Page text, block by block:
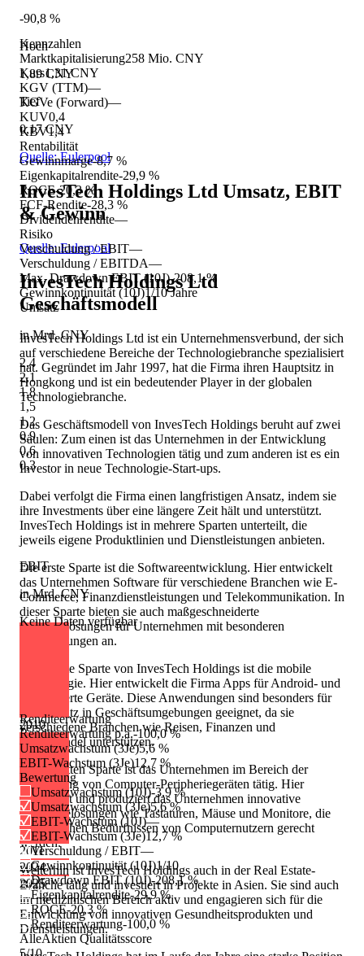
Kennzahlen
Marktkapitalisierung258 Mio. CNY
Kurs1,31 CNY
KGV (TTM)—
KGVe (Forward)—
KUV0,4
KBV1,4
Rentabilität
Gewinnmarge-8,7 %
Eigenkapitalrendite-29,9 %
ROCE-20,3 %
FCF-Rendite-28,3 %
Dividendenrendite—
Risiko
Verschuldung / EBIT—
Verschuldung / EBITDA—
Max. Drawdown EBIT (10J)-208,1 %
Gewinnkontinuität (10J)1/10 Jahre
Umsatz
in Mrd. CNY
2,4
2,1
1,8
1,5
1,2
0,9
0,6
0,3
2010
2011
2024
2025
EBIT
in Mrd. CNY
Keine Daten verfügbar
Renditeerwartung
Renditeerwartung p.a.-100,0 %
Umsatzwachstum (3Je)5,6 %
EBIT-Wachstum (3Je)12,7 %
Bewertung
Umsatzwachstum (10J)-3,9 %
Umsatzwachstum (3Je)5,6 %
EBIT-Wachstum (10J)—
EBIT-Wachstum (3Je)12,7 %
Verschuldung / EBIT—
Gewinnkontinuität (10J)1/10
Drawdown EBIT (10J)-208,1 %
Eigenkapitalrendite-29,9 %
ROCE-20,3 %
Renditeerwartung-100,0 %
AlleAktien Qualitätsscore
-90,8 %
Hoch
1,89 CNY
Tief
0,17 CNY
Quelle: Eulerpool
InvesTech Holdings Ltd Umsatz, EBIT
& Gewinn
Quelle: Eulerpool
InvesTech Holdings Ltd
Geschäftsmodell
InvesTech Holdings Ltd ist ein Unternehmensverbund, der sich
auf verschiedene Bereiche der Technologiebranche spezialisiert
hat. Gegründet im Jahr 1997, hat die Firma ihren Hauptsitz in
Hongkong und ist ein bedeutender Player in der globalen
Technologiebranche.
Das Geschäftsmodell von InvesTech Holdings beruht auf zwei
Säulen: Zum einen ist das Unternehmen in der Entwicklung
von innovativen Technologien tätig und zum anderen ist es ein
Investor in neue Technologie-Start-ups.
Dabei verfolgt die Firma einen langfristigen Ansatz, indem sie
ihre Investments über eine längere Zeit hält und unterstützt.
InvesTech Holdings ist in mehrere Sparten unterteilt, die
jeweils eigene Produktlinien und Dienstleistungen anbieten.
Die erste Sparte ist die Softwareentwicklung. Hier entwickelt
das Unternehmen Software für verschiedene Branchen wie E-
Commerce, Finanzdienstleistungen und Telekommunikation. In
dieser Sparte bieten sie auch maßgeschneiderte
Softwarelösungen für Unternehmen mit besonderen
Anforderungen an.
Die zweite Sparte von InvesTech Holdings ist die mobile
Technologie. Hier entwickelt die Firma Apps für Android- und
iOS-basierte Geräte. Diese Anwendungen sind besonders für
den Einsatz in Geschäftsumgebungen geeignet, da sie
verschiedene Branchen wie Reisen, Finanzen und
Einzelhandel unterstützen.
In der dritten Sparte ist das Unternehmen im Bereich der
Herstellung von Computer-Peripheriegeräten tätig. Hier
entwickelt und produziert das Unternehmen innovative
Hardwarelösungen wie Tastaturen, Mäuse und Monitore, die
den täglichen Bedürfnissen von Computernutzern gerecht
werden.
Weiterhin ist InvesTech Holdings auch in der Real Estate-
Branche tätig und investiert in Projekte in Asien. Sie sind auch
im medizinischen Bereich aktiv und engagieren sich für die
Entwicklung von innovativen Gesundheitsprodukten und
Dienstleistungen.